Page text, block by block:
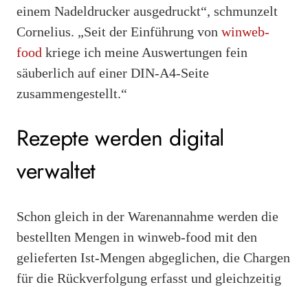
einem Nadeldrucker ausgedruckt“, schmunzelt
Cornelius. „Seit der Einführung von winweb-
food kriege ich meine Auswertungen fein
säuberlich auf einer DIN-A4-Seite
zusammengestellt.“
Rezepte werden digital
verwaltet
Schon gleich in der Warenannahme werden die
bestellten Mengen in winweb-food mit den
gelieferten Ist-Mengen abgeglichen, die Chargen
für die Rückverfolgung erfasst und gleichzeitig